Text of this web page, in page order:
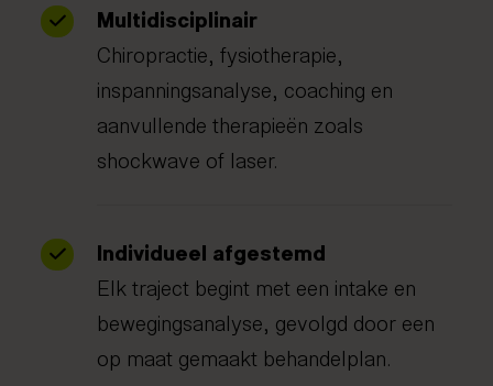
Multidisciplinair
Chiropractie, fysiotherapie,
inspanningsanalyse, coaching en
aanvullende therapieën zoals
shockwave of laser.
Individueel afgestemd
Elk traject begint met een intake en
bewegingsanalyse, gevolgd door een
op maat gemaakt behandelplan.